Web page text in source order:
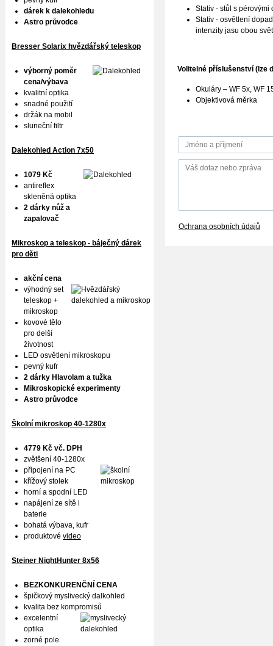
Stativ - stůl s
Stativ - osvětlení
intenzity jasu obou
Volitelné příslušenství (lze
Okuláry – WF 5x, WF
Objektivová měrka
Ochrana osobních údajů
dárek k dalekohledu
Astro průvodce
Bresser Solarix hvězdářský teleskop
výborný poměr
cena/výbava
kvalitní optika
snadné použití
držák na mobil
sluneční filtr
Dalekohled Action 7x50
1079 Kč
antireflex
skleněná optika
2 dárky nůž a
zapalovač
Mikroskop a teleskop - báječný dárek
pro děti
akční cena
výhodný set
teleskop +
mikroskop
kovové tělo
pro delší
životnost
LED osvětlení mikroskopu
pevný kufr
2 dárky Hlavolam a tužka
Mikroskopické experimenty
Astro průvodce
Školní mikroskop 40-1280x
4779 Kč vč. DPH
zvětšení 40-1280x
připojení na PC
křížový stolek
horní a spodní LED
napájení ze sítě i
baterie
bohatá výbava, kufr
produktové video
Steiner NightHunter 8x56
BEZKONKURENČNÍ CENA
špičkový myslivecký dalkohled
kvalita bez kompromisů
excelentní
optika
zorné pole